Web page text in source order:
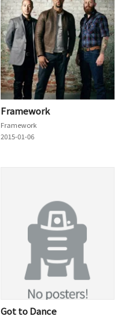
Framework
Framework
2015-01-06
Got to Dance